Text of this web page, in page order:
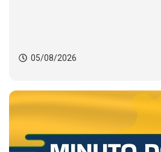
05/08/2026